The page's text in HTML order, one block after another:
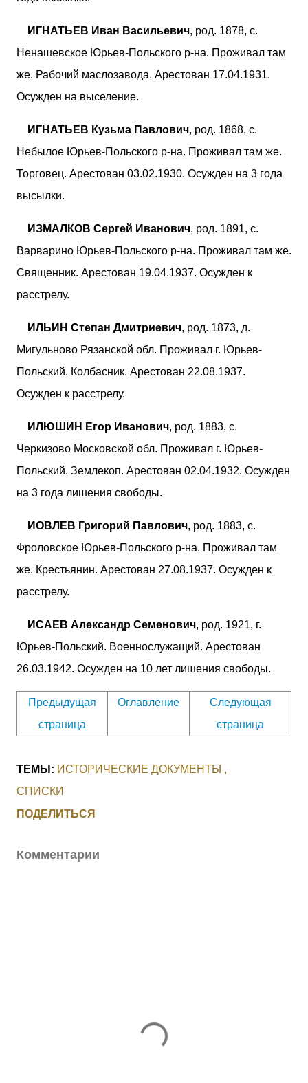
ИГНАТЬЕВ Иван Васильевич, род. 1878, с.
Ненашевское Юрьев-Польского р-на. Проживал там
же. Рабочий маслозавода. Арестован 17.04.1931.
Осужден на выселение.
ИГНАТЬЕВ Кузьма Павлович, род. 1868, с.
Небылое Юрьев-Польского р-на. Проживал там же.
Торговец. Арестован 03.02.1930. Осужден на 3 года
высылки.
ИЗМАЛКОВ Сергей Иванович, род. 1891, с.
Варварино Юрьев-Польского р-на. Проживал там же.
Священник. Арестован 19.04.1937. Осужден к
расстрелу.
ИЛЬИН Степан Дмитриевич, род. 1873, д.
Мигульново Рязанской обл. Проживал г. Юрьев-
Польский. Колбасник. Арестован 22.08.1937.
Осужден к расстрелу.
ИЛЮШИН Егор Иванович, род. 1883, с.
Черкизово Московской обл. Проживал г. Юрьев-
Польский. Землекоп. Арестован 02.04.1932. Осужден
на 3 года лишения свободы.
ИОВЛЕВ Григорий Павлович, род. 1883, с.
Фроловское Юрьев-Польского р-на. Проживал там
же. Крестьянин. Арестован 27.08.1937. Осужден к
расстрелу.
ИСАЕВ Александр Семенович, род. 1921, г.
Юрьев-Польский. Военнослужащий. Арестован
26.03.1942. Осужден на 10 лет лишения свободы.
Предыдущая
страница
Оглавление
Следующая
страница
ТЕМЫ: ИСТОРИЧЕСКИЕ ДОКУМЕНТЫ
СПИСКИ
ПОДЕЛИТЬСЯ
Комментарии